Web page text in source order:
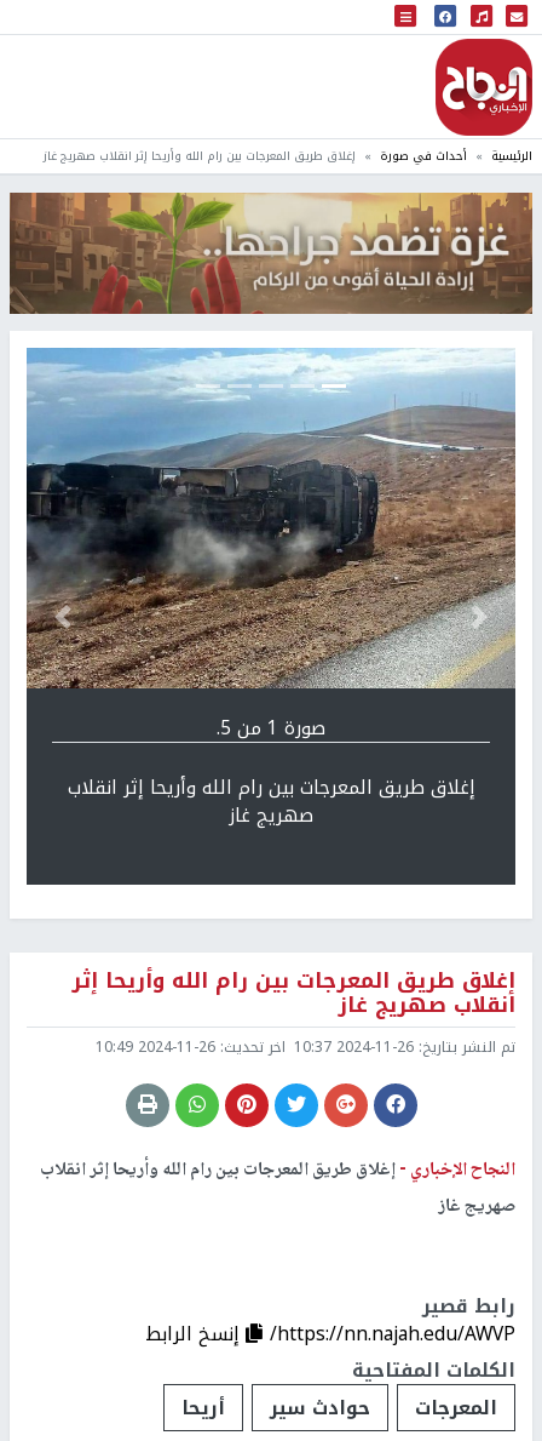
البث المباشر
إذاعة النجاح
الرئيسية أحداث في صورة إغلاق طريق المعرجات بين رام الله وأريحا إثر انقلاب صهريج غاز
صورة 1 من 5.
إغلاق طريق المعرجات بين رام الله وأريحا إثر انقلاب
صهريج غاز
Previous التالي
إغلاق طريق المعرجات بين رام الله وأريحا إثر
انقلاب صهريج غاز
تم النشر بتاريخ: 2024-11-26 10:37 اخر تحديث: 2024-11-26 10:49
النجاح الإخباري -إغلاق طريق المعرجات بين رام الله وأريحا إثر انقلاب
صهريج غاز
رابط قصير
https://nn.najah.edu/AWVP/
إنسخ الرابط
الكلمات المفتاحية
المعرجات
حوادث سير أريحا